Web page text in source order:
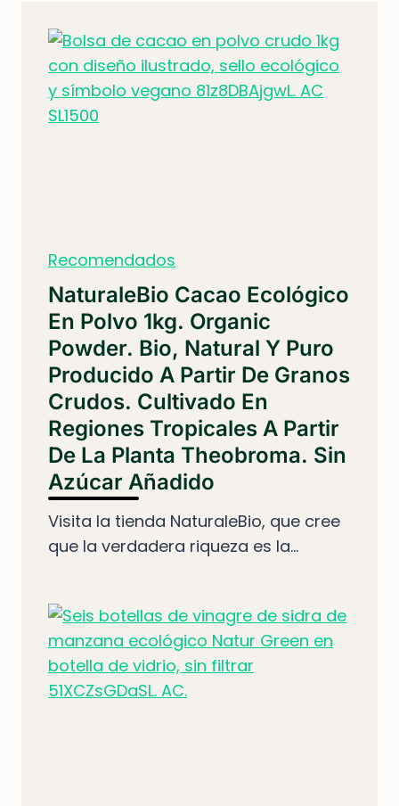
Recomendados
NaturaleBio Cacao Ecológico
En Polvo 1kg. Organic
Powder. Bio, Natural Y Puro
Producido A Partir De Granos
Crudos. Cultivado En
Regiones Tropicales A Partir
De La Planta Theobroma. Sin
Azúcar Añadido
Visita la tienda NaturaleBio, que cree
que la verdadera riqueza es la...